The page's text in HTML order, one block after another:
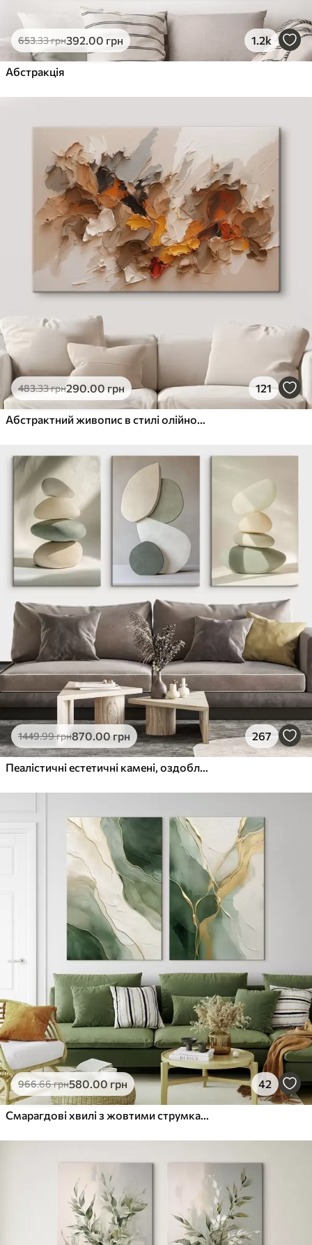
653.33грн392.00 грн 1.2k
Абстракція
483.33грн290.00грн 121
Абстрактний живопис в стилі олійного живопису
1449.99грн870.00 грн 267
Пеалістичні естетичні камені, оздоблення будинку, природне освітлення
966.66грн580.00грн 42
Смарагдові хвилі з жовтими струмками